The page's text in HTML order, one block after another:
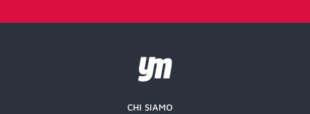
CHI SIAMO